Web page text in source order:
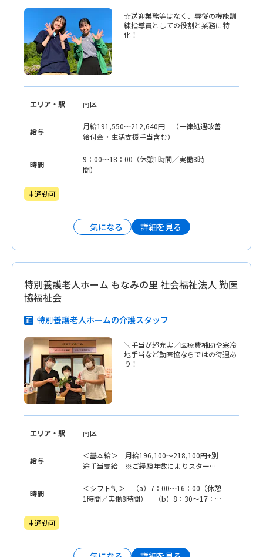
☆送迎業務等はなく、専従の機能訓
練指導員としての役割と業務に特
化！
エリア・駅 南区
給与
月給191,550〜212,640円 （一律処遇改善
給付金・生活支援手当含む）
時間
9：00〜18：00（休憩1時間／実働8時
間）
車通勤可
気になる 詳細を見る
特別養護老人ホーム もなみの里 社会福祉法人 勤医
協福祉会
特別養護老人ホームの介護スタッフ
＼手当が超充実／医療費補助や寒冷
地手当など勤医協ならではの待遇あ
り！
エリア・駅 南区
給与
＜基本給＞ 月給196,100〜218,100円+別
途手当支給 ※ご経験年数によりスタート
／月給196,600円 ◇前職経験9〜10年／月
給197,600円 ◇前職経験20年以上／月給
時間
＜シフト制＞ （a）7：00〜16：00（休憩
1時間／実働8時間） （b）8：30〜17：
間／実働8時間） ※7：00〜の勤務の場合
車通勤可